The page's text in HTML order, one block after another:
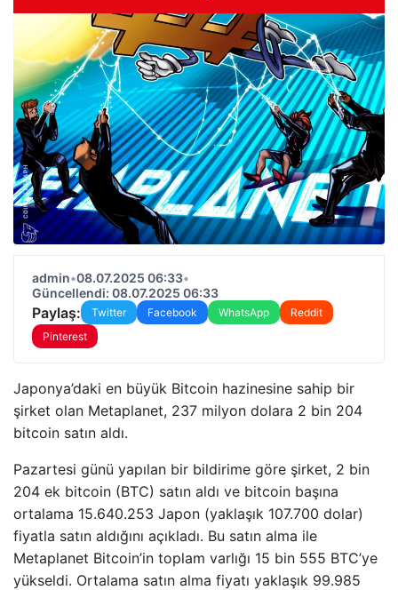
admin•08.07.2025 06:33•
Güncellendi: 08.07.2025 06:33
Paylaş: Twitter Facebook WhatsApp
Reddit
Pinterest
Japonya’daki en büyük Bitcoin hazinesine sahip bir
şirket olan Metaplanet, 237 milyon dolara 2 bin 204
bitcoin satın aldı.
Pazartesi günü yapılan bir bildirime göre şirket, 2 bin
204 ek bitcoin (BTC) satın aldı ve bitcoin başına
ortalama 15.640.253 Japon (yaklaşık 107.700 dolar)
fiyatla satın aldığını açıkladı. Bu satın alma ile
Metaplanet Bitcoin’in toplam varlığı 15 bin 555 BTC’ye
yükseldi. Ortalama satın alma fiyatı yaklaşık 99.985